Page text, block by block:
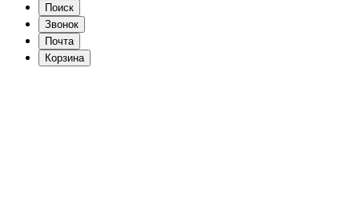
Поиск
Звонок
Почта
Корзина